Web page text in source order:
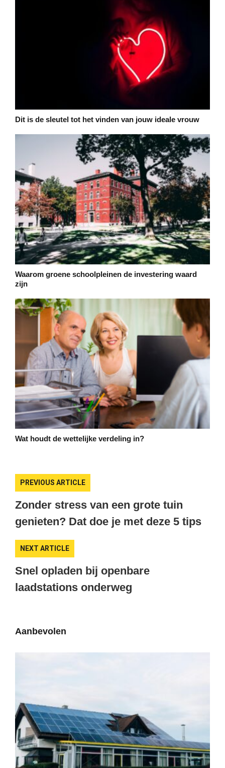
Dit is de sleutel tot het vinden van jouw ideale vrouw
Waarom groene schoolpleinen de investering waard
zijn
Wat houdt de wettelijke verdeling in?
PREVIOUS ARTICLE
Zonder stress van een grote tuin
genieten? Dat doe je met deze 5 tips
NEXT ARTICLE
Snel opladen bij openbare
laadstations onderweg
Aanbevolen